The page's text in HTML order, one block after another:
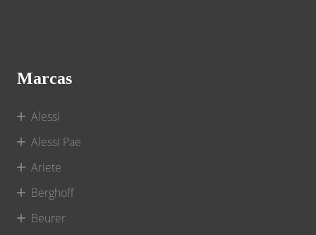
Marcas
Alessi
Alessi Pae
Ariete
Berghoff
Beurer